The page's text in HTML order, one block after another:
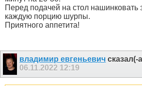
Перед подачей на стол нашинковать
каждую порцию шурпы.
Приятного аппетита!
владимир евгеньевич сказал(-
06.11.2022 12:19